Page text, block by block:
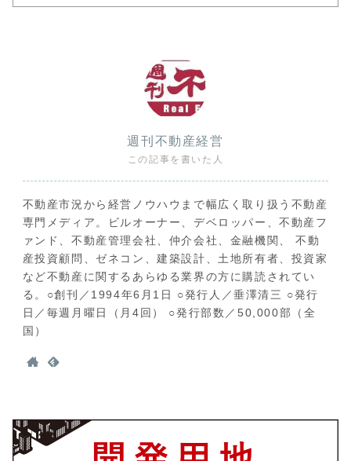
週刊不動産経営
この記事を書いた人
不動産市況から経営ノウハウまで幅広く取り扱う不動産
専門メディア。ビルオーナー、デベロッパー、不動産フ
ァンド、不動産管理会社、仲介会社、金融機関、 不動
産投資顧問、ゼネコン、建築設計、土地所有者、投資家
など不動産に関するあらゆる業界の方に購読されてい
る。○創刊／1994年6月1日 ○発行人／垂澤清三 ○発行
日／毎週月曜日（月4回） ○発行部数／50,000部（全
国）